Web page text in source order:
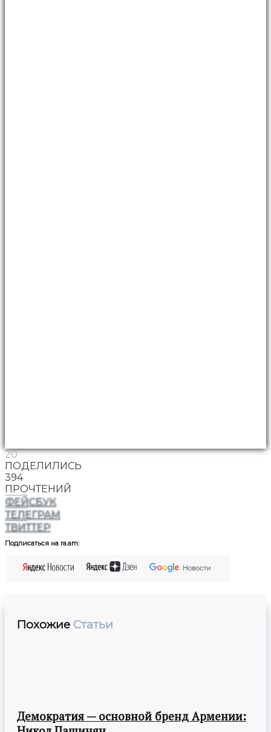
20
ПОДЕЛИЛИСЬ
394
ПРОЧТЕНИЙ
ФЕЙСБУК
ТЕЛЕГРАМ
ТВИТТЕР
Подписаться на ra.am:
Похожие Статьи
Демократия — основной бренд Армении: